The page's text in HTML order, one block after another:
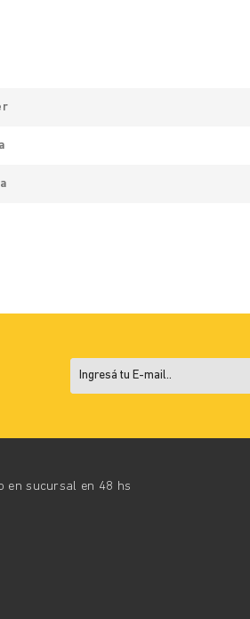
en sucursal en 48 hs